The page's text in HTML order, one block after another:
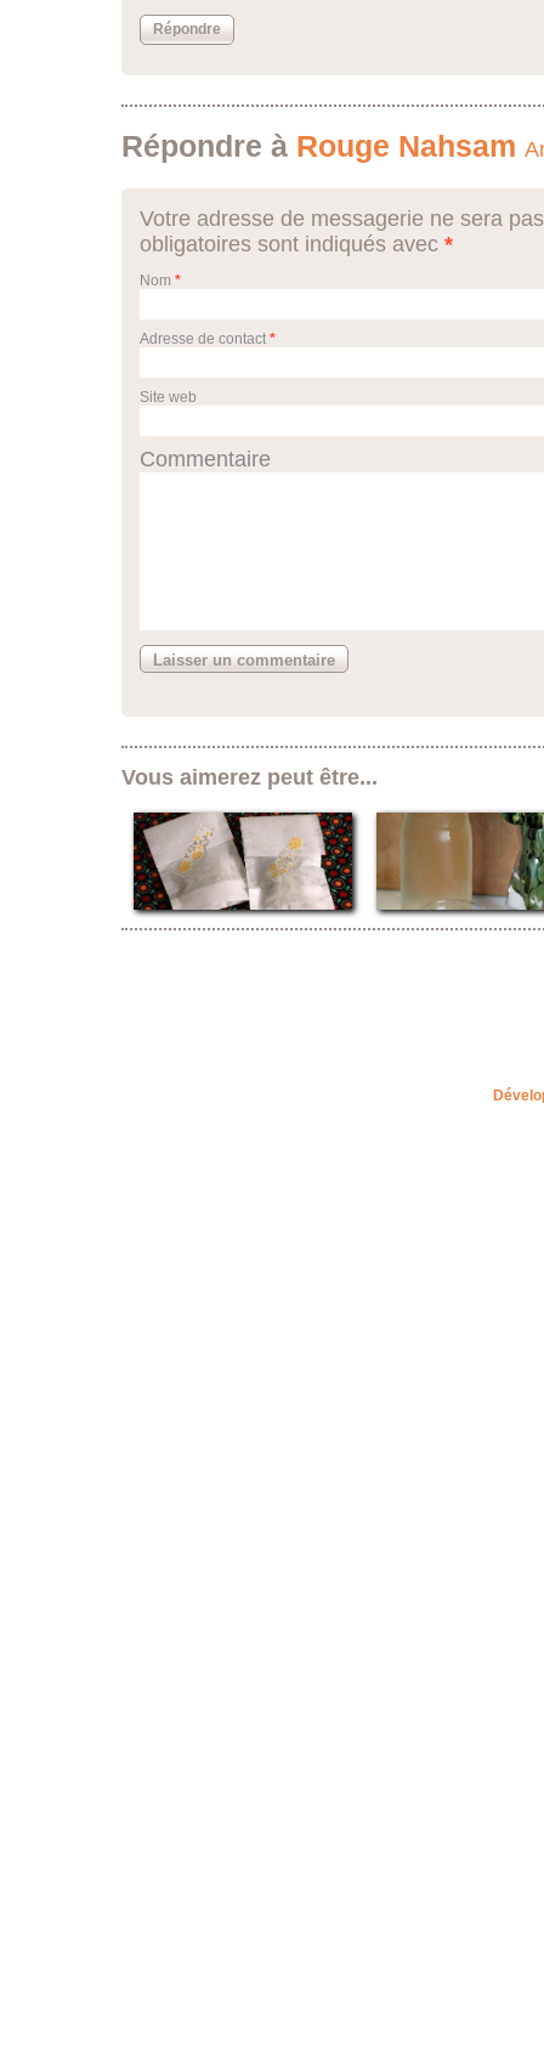
Répondre
Répondre à Rouge Nahsam
Votre adresse de messagerie ne sera
obligatoires sont indiqués avec *
Nom *
Adresse de contact *
Site web
Commentaire
Vous aimerez peut être...